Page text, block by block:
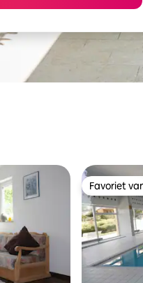
Favoriet
Favoriet